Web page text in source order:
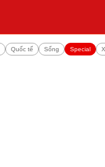
Quốc tế Sống Special